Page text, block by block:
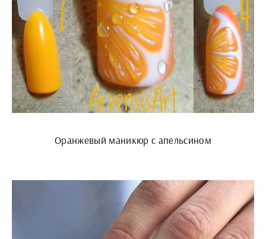
Оранжевый маникюр с апельсином